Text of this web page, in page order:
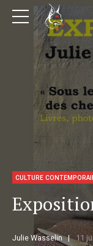
CULTURE
Julie Wasselin 11